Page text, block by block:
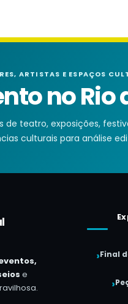
ARTISTAS E ESPAÇOS
no Rio
de teatro, exposições,
culturais para análise
e
Final